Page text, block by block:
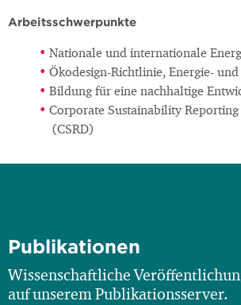
Arbeitsschwerpunkte
Nationale und internationale
Ökodesign-Richtlinie, Energie-
Bildung für eine nachhaltige
Corporate Sustainability
(CSRD)
Publikationen
Wissenschaftliche
auf unserem Publikationsserver.